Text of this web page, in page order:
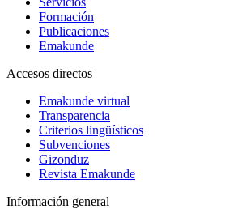
Formación
Publicaciones
Emakunde
Accesos directos
Emakunde virtual
Transparencia
Criterios lingüísticos
Subvenciones
Gizonduz
Revista Emakunde
Información general